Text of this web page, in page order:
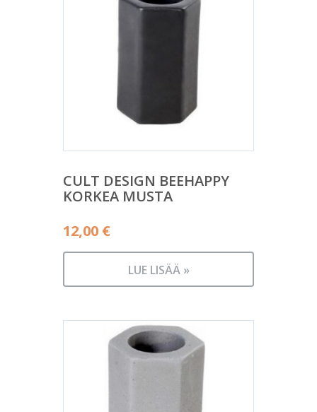
CULT DESIGN BEEHAPPY
KORKEA MUSTA
12,00 €
LUE LISÄÄ »